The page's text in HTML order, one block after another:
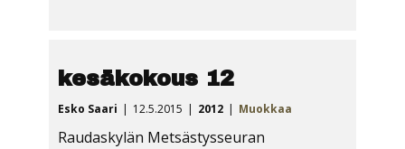
kesäkokous 12
Esko Saari 12.5.2015 2012 Muokkaa
Raudaskylän Metsästysseuran